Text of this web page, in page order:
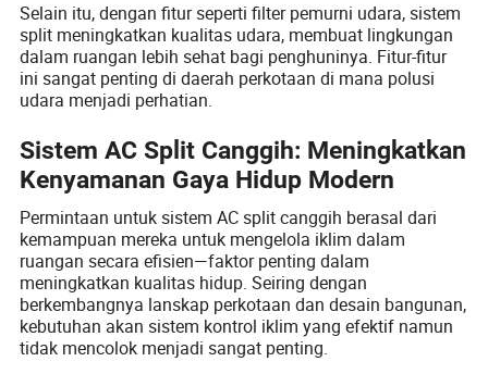
Selain itu, dengan fitur seperti filter pemurni udara, sistem
split meningkatkan kualitas udara, membuat lingkungan
dalam ruangan lebih sehat bagi penghuninya. Fitur-fitur
ini sangat penting di daerah perkotaan di mana polusi
udara menjadi perhatian.
Sistem AC Split Canggih: Meningkatkan
Kenyamanan Gaya Hidup Modern
Permintaan untuk sistem AC split canggih berasal dari
kemampuan mereka untuk mengelola iklim dalam
ruangan secara efisien—faktor penting dalam
meningkatkan kualitas hidup. Seiring dengan
berkembangnya lanskap perkotaan dan desain bangunan,
kebutuhan akan sistem kontrol iklim yang efektif namun
tidak mencolok menjadi sangat penting.